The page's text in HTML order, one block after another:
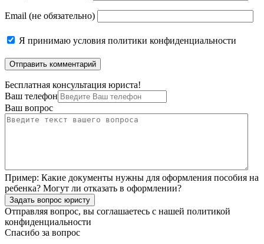
Email (не обязательно)
Я принимаю условия политики конфиденциальности
Бесплатная консультация юриста!
Ваш телефон
Ваш вопрос
Пример: Какие документы нужны для оформления пособия на
ребенка? Могут ли отказать в оформлении?
Задать вопрос юристу
Отправляя вопрос, вы соглашаетесь с нашей политикой
конфиденциальности
Спасибо за вопрос